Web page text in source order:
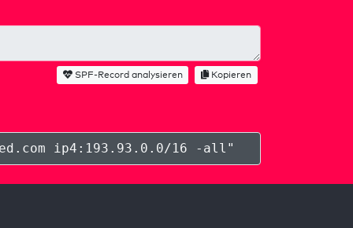
SPF-Record analysieren Kopieren
ip4:193.93.0.0/16 -all "